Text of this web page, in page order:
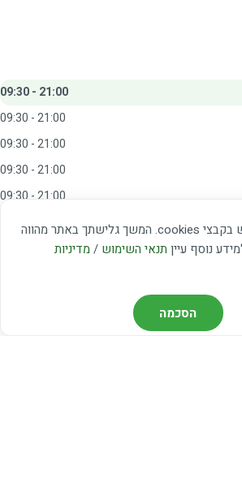
באתר זה נעשה שימוש בקבצי cookies. המשך גלישתך באתר מהווה
נוסף עיין תנאי השימוש / מדיניות
הסכמה
09:30 - 21:00
09:30 - 21:00
09:30 - 21:00
09:30 - 21:00
09:30 - 21:00
09:00 - 15:00
20:00 - 23:00